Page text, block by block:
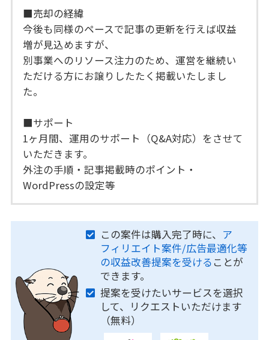
■売却の経緯
今後も同様のペースで記事の更新を行えば収益
増が見込めますが、
別事業へのリソース注力のため、運営を継続い
ただける方にお譲りしたたく掲載いたしまし
た。
■サポート
1ヶ月間、運用のサポート（Q&A対応）をさせて
いただきます。
外注の手順・記事掲載時のポイント・
WordPressの設定等
この案件は購入完了時に、 ア
フィリエイト案件/広告最適化等
の収益改善提案を受ける ことが
できます。
提案を受けたいサービスを選択
して、リクエストいただけます
（無料）